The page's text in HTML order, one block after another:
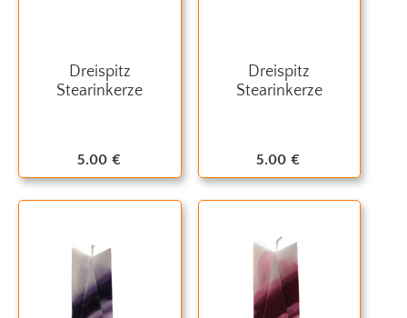
Dreispitz
Stearinkerze
5.00 €
Dreispitz
Stearinkerze
5.00 €